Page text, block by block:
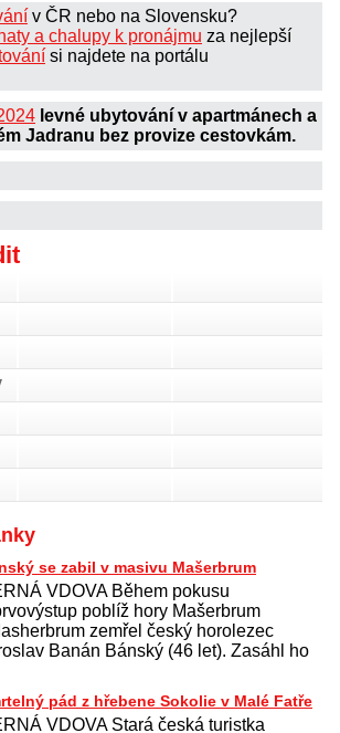
v ČR nebo na Slovensku?
a chalupy k pronájmu za nejlepší
si najdete na portálu
levné ubytování v apartmánech a
Jadranu bez provize cestovkám.
se zabil v masivu Mašerbrum
VDOVA Během pokusu
poblíž hory Mašerbrum
zemřel český horolezec
Banán Bánský (46 let). Zasáhl ho
pád z hřebene Sokolie v Malé Fatře
VDOVA Stará česká turistka